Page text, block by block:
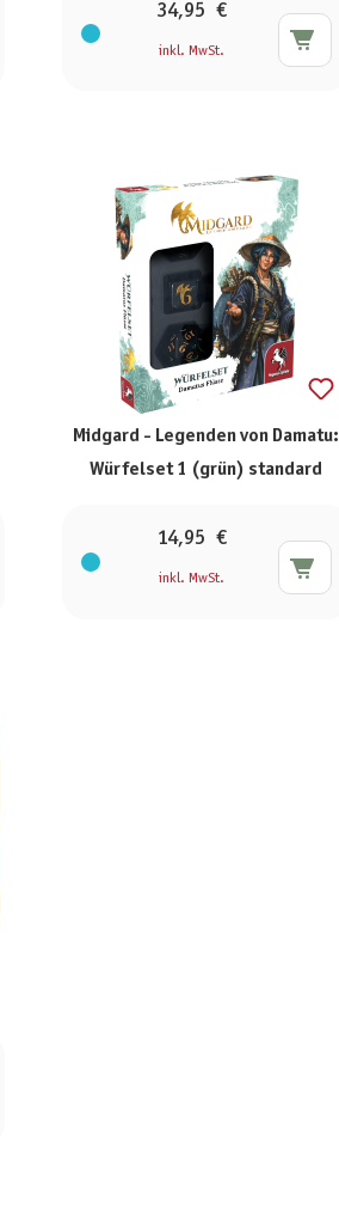
34,95 €
inkl. MwSt.
Midgard - Legenden von Damatu:
Würfelset 1 (grün) standard
14,95 €
inkl. MwSt.